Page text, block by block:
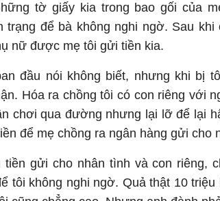
tờ giấy kia trong bao gối của
trạng để bà không nghi ngờ. Sau
nữ được mẹ tôi gửi tiền kia.
đầu nói không biết, nhưng khi bị
Hóa ra chồng tôi có con riêng với
chơi qua đường nhưng lại lỡ để lại
để mẹ chồng ra ngân hàng gửi cho
gửi cho nhân tình và con riêng,
tôi không nghi ngờ. Quả thật 10